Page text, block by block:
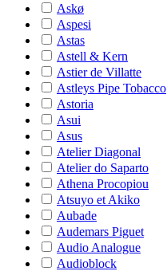
Askø
Aspesi
Astas
Astell & Kern
Astier de Villatte
Astleys Pipe Tobacco
Astoria
Asui
Asus
Atelier Diagonal
Atelier do Saparto
Athena Procopiou
Atsuyo et Akiko
Aubade
Audemars Piguet
Audio Analogue
Audioblock